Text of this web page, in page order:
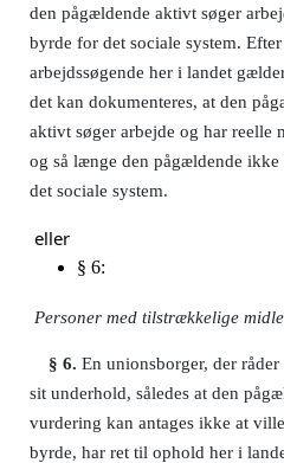
den pågældende aktivt søger
byrde for det sociale system.
arbejdssøgende her i landet
det kan dokumenteres, at den
aktivt søger arbejde og har reelle
og så længe den pågældende
det sociale system.
eller
§ 6:
Personer med tilstrækkelige
§ 6. En unionsborger, der
sit underhold, således at den
vurdering kan antages ikke at
byrde, har ret til ophold her i